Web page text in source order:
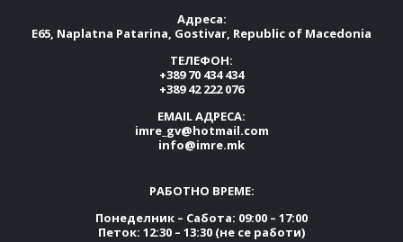
Адреса:
E65, Naplatna Patarina, Gostivar, Republic of Macedonia
ТЕЛЕФОН:
+389 70 434 434
+389 42 222 076
EMAIL АДРЕСА:
imre_gv@hotmail.com
info@imre.mk
РАБОТНО ВРЕМЕ:
Понеделник – Сабота: 09:00 – 17:00
Петок: 12:30 – 13:30 (не се работи)